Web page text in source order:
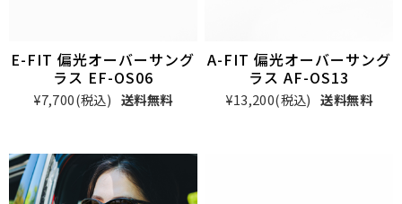
E-FIT 偏光オーバーサング
ラス EF-OS06
¥7,700(税込) 送料無料
A-FIT 偏光オーバーサング
ラス AF-OS13
¥13,200(税込) 送料無料